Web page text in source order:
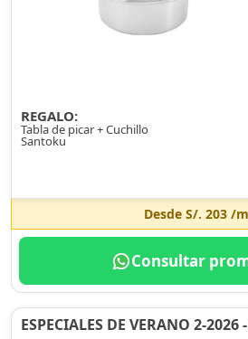
REGALO:
Tabla de picar + Cuchillo
Santoku
Desde S/. 203/
Consultar
ESPECIALES DE VERANO 2-2026